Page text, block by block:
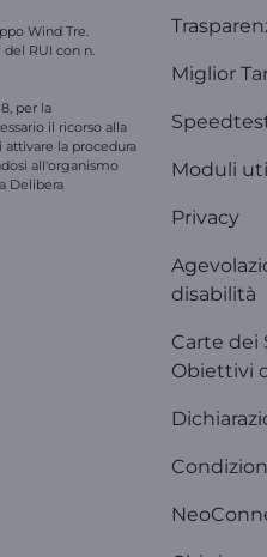
Wind Tre.
RUI con n.
per la
il ricorso alla
la procedura
all'organismo
Delibera
Miglior
Moduli
Privacy
disabilità
Carte dei
Obiettivi